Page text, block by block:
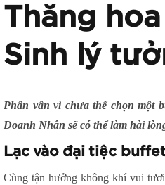
Thăng
Sinh lý
Phân vân vì chưa thể chọn một
Doanh Nhân sẽ có thể làm hài
Lạc vào đại tiệc
Cùng tận hưởng không khí vui